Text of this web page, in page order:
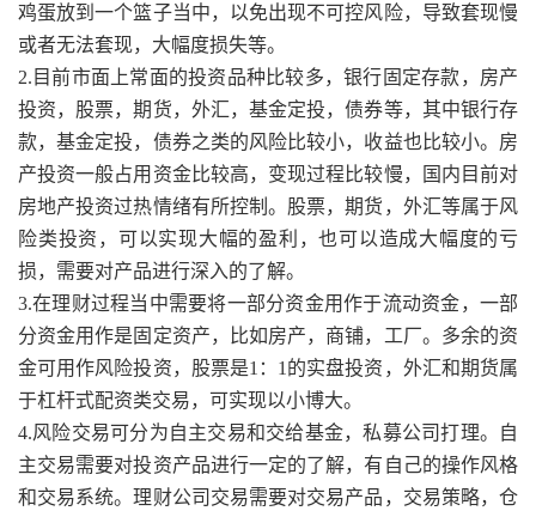
鸡蛋放到一个篮子当中，以免出现不可控风险，导致套现慢
或者无法套现，大幅度损失等。
2.目前市面上常面的投资品种比较多，银行固定存款，房产
投资，股票，期货，外汇，基金定投，债券等，其中银行存
款，基金定投，债券之类的风险比较小，收益也比较小。房
产投资一般占用资金比较高，变现过程比较慢，国内目前对
房地产投资过热情绪有所控制。股票，期货，外汇等属于风
险类投资，可以实现大幅的盈利，也可以造成大幅度的亏
损，需要对产品进行深入的了解。
3.在理财过程当中需要将一部分资金用作于流动资金，一部
分资金用作是固定资产，比如房产，商铺，工厂。多余的资
金可用作风险投资，股票是1：1的实盘投资，外汇和期货属
于杠杆式配资类交易，可实现以小博大。
4.风险交易可分为自主交易和交给基金，私募公司打理。自
主交易需要对投资产品进行一定的了解，有自己的操作风格
和交易系统。理财公司交易需要对交易产品，交易策略，仓